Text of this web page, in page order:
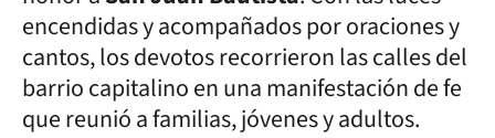
encendidas y acompañados por oraciones y
cantos, los devotos recorrieron las calles del
barrio capitalino en una manifestación de fe
que reunió a familias, jóvenes y adultos.